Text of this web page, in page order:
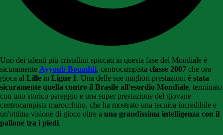
Uno dei talenti più cristallini spiccati in questa fase del Mondiale è
sicuramente Ayyoub Bouaddi, centrocampista classe 2007 che ora
gioca al Lille in Ligue 1. Una delle sue migliori prestazioni è stata
sicuramente quella contro il Brasile all'esordio Mondiale, terminato
con uno storico pareggio e una super prestazione del giovane
centrocampista marocchino, che ha mostrato una tecnica incredibile e
un'ottima visione di gioco oltre a una grandissima intelligenza con il
pallone tra i piedi.